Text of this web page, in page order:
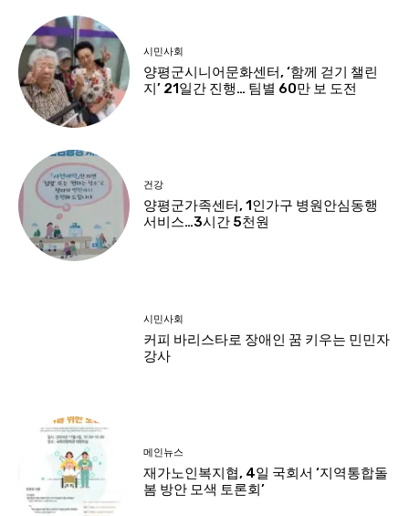
시민사회
양평군시니어문화센터, ‘함께 걷기 챌린
지’ 21일간 진행… 팀별 60만 보 도전
건강
양평군가족센터, 1인가구 병원안심동행
서비스…3시간 5천원
시민사회
커피 바리스타로 장애인 꿈 키우는 민민자
강사
메인뉴스
재가노인복지협, 4일 국회서 ‘지역통합돌
봄 방안 모색 토론회’